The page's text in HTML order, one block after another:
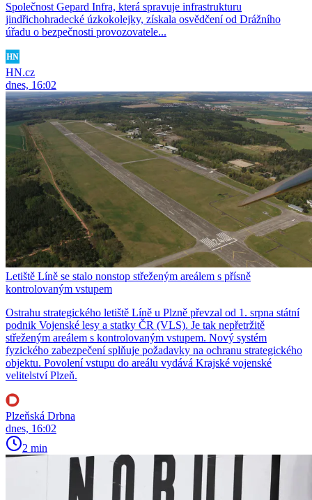
Společnost Gepard Infra, která spravuje infrastrukturu
jindřichohradecké úzkokolejky, získala osvědčení od Drážního
úřadu o bezpečnosti provozovatele...
HN.cz
dnes, 16:02
Letiště Líně se stalo nonstop střeženým areálem s přísně
kontrolovaným vstupem
Ostrahu strategického letiště Líně u Plzně převzal od 1. srpna státní
podnik Vojenské lesy a statky ČR (VLS). Je tak nepřetržitě
střeženým areálem s kontrolovaným vstupem. Nový systém
fyzického zabezpečení splňuje požadavky na ochranu strategického
objektu. Povolení vstupu do areálu vydává Krajské vojenské
velitelství Plzeň.
Plzeňská Drbna
dnes, 16:02
2 min